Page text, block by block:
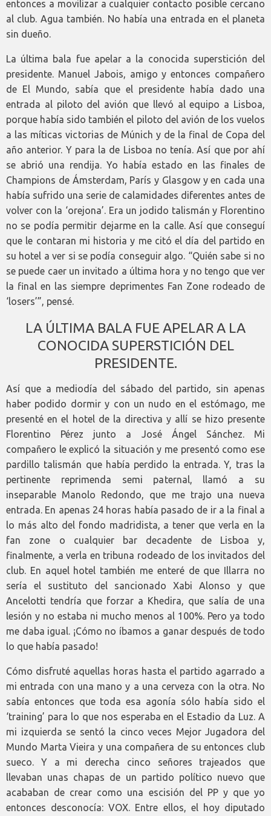
entonces a movilizar a cualquier contacto posible cercano
al club. Agua también. No había una entrada en el planeta
sin dueño.
La última bala fue apelar a la conocida superstición del
presidente. Manuel Jabois, amigo y entonces compañero
de El Mundo, sabía que el presidente había dado una
entrada al piloto del avión que llevó al equipo a Lisboa,
porque había sido también el piloto del avión de los vuelos
a las míticas victorias de Múnich y de la final de Copa del
año anterior. Y para la de Lisboa no tenía. Así que por ahí
se abrió una rendija. Yo había estado en las finales de
Champions de Ámsterdam, París y Glasgow y en cada una
había sufrido una serie de calamidades diferentes antes de
volver con la ‘orejona’. Era un jodido talismán y Florentino
no se podía permitir dejarme en la calle. Así que conseguí
que le contaran mi historia y me citó el día del partido en
su hotel a ver si se podía conseguir algo. “Quién sabe si no
se puede caer un invitado a última hora y no tengo que ver
la final en las siempre deprimentes Fan Zone rodeado de
‘losers’”, pensé.
LA ÚLTIMA BALA FUE APELAR A LA
CONOCIDA SUPERSTICIÓN DEL
PRESIDENTE.
Así que a mediodía del sábado del partido, sin apenas
haber podido dormir y con un nudo en el estómago, me
presenté en el hotel de la directiva y allí se hizo presente
Florentino Pérez junto a José Ángel Sánchez. Mi
compañero le explicó la situación y me presentó como ese
pardillo talismán que había perdido la entrada. Y, tras la
pertinente reprimenda semi paternal, llamó a su
inseparable Manolo Redondo, que me trajo una nueva
entrada. En apenas 24 horas había pasado de ir a la final a
lo más alto del fondo madridista, a tener que verla en la
fan zone o cualquier bar decadente de Lisboa y,
finalmente, a verla en tribuna rodeado de los invitados del
club. En aquel hotel también me enteré de que Illarra no
sería el sustituto del sancionado Xabi Alonso y que
Ancelotti tendría que forzar a Khedira, que salía de una
lesión y no estaba ni mucho menos al 100%. Pero ya todo
me daba igual. ¡Cómo no íbamos a ganar después de todo
lo que había pasado!
Cómo disfruté aquellas horas hasta el partido agarrado a
mi entrada con una mano y a una cerveza con la otra. No
sabía entonces que toda esa agonía sólo había sido el
‘training’ para lo que nos esperaba en el Estadio da Luz. A
mi izquierda se sentó la cinco veces Mejor Jugadora del
Mundo Marta Vieira y una compañera de su entonces club
sueco. Y a mi derecha cinco señores trajeados que
llevaban unas chapas de un partido político nuevo que
acababan de crear como una escisión del PP y que yo
entonces desconocía: VOX. Entre ellos, el hoy diputado